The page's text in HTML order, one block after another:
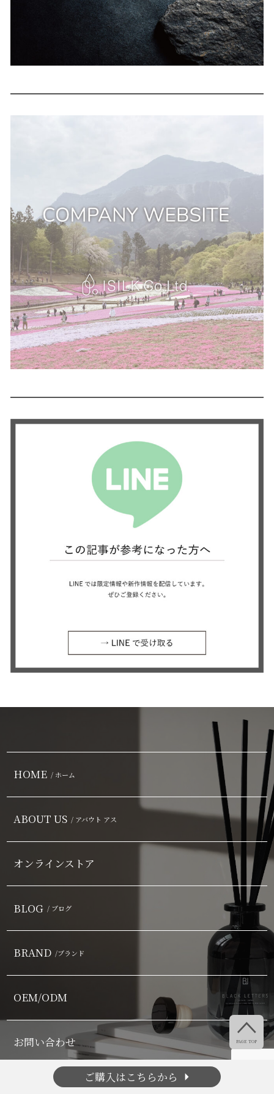
ご購入はこちらから arrow_right

PAGE TOP
HOME / ホーム
ABOUT US / アバウト アス
オンラインストア
BLOG / ブログ
BRAND /ブランド
OEM/ODM
お問い合わせ